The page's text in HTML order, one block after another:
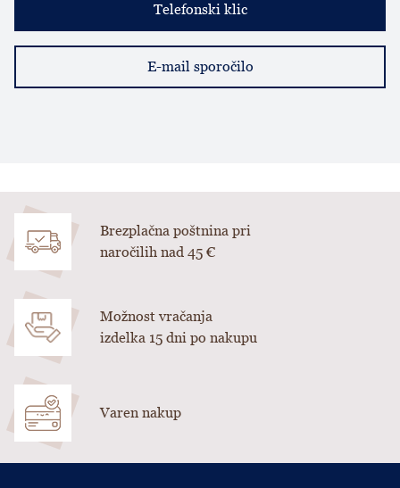
Telefonski klic
E-mail sporočilo
Brezplačna poštnina pri
naročilih nad 45 €
Možnost vračanja
izdelka 15 dni po nakupu
Varen nakup